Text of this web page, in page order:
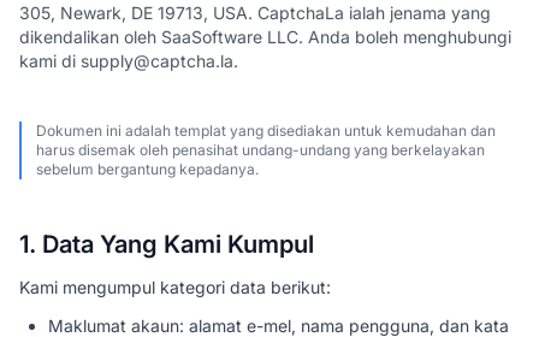
305, Newark, DE 19713, USA. CaptchaLa ialah jenama yang
dikendalikan oleh SaaSoftware LLC. Anda boleh menghubungi
kami di supply@captcha.la.
Dokumen ini adalah templat yang disediakan untuk kemudahan dan
harus disemak oleh penasihat undang-undang yang berkelayakan
sebelum bergantung kepadanya.
1. Data Yang Kami Kumpul
Kami mengumpul kategori data berikut:
Maklumat akaun: alamat e-mel, nama pengguna, dan kata